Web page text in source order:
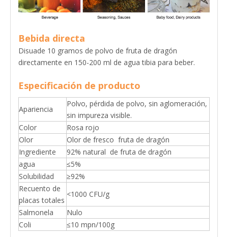
Bebida directa
Disuade 10 gramos de polvo de fruta de dragón
directamente en 150-200 ml de agua tibia para beber.
Especificación de producto
Apariencia
Polvo, pérdida de polvo, sin aglomeración,
sin impureza visible.
Color
Rosa rojo
Olor
Olor de fresco fruta de dragón
Ingrediente
92% natural de fruta de dragón
agua
≤5%
Solubilidad
≥92%
Recuento de
placas totales
<1000 CFU/g
Salmonela
Nulo
Coli
≤10 mpn/100g